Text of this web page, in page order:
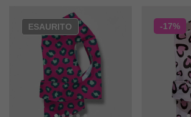
ESAURITO -17%